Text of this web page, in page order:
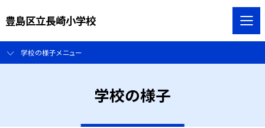
豊島区立長崎小学校
学校の様子メニュー
学校の様子